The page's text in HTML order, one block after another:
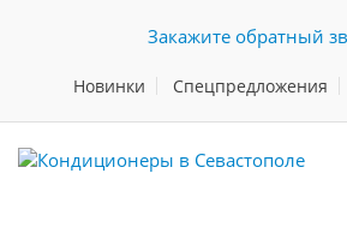
Закажите обратный
Новинки Спецпредложения